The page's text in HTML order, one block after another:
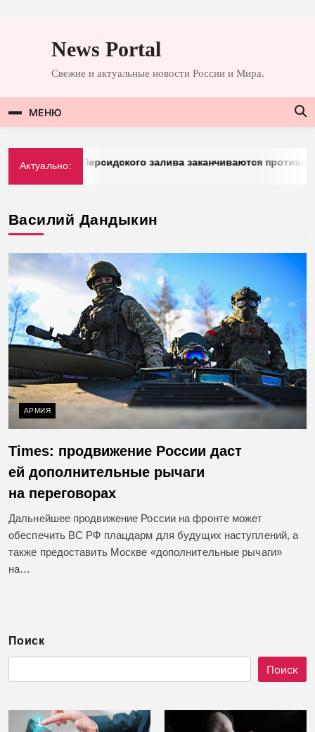
содержимомуNews Portal
Свежие и актуальные новости России и Мира.
МЕНЮ
Актуально:
у стран Персидского залива заканчиваются
Василий Дандыкин
АРМИЯ
Times: продвижение России даст
ей дополнительные рычаги
на переговорах
Дальнейшее продвижение России на фронте может
обеспечить ВС РФ плацдарм для будущих наступлений, а
также предоставить Москве «дополнительные рычаги»
на…
Поиск
Поиск